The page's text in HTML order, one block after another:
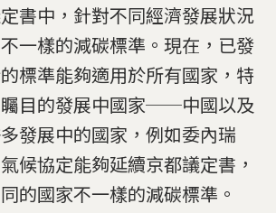
書中，針對不同經濟發展狀況
一樣的減碳標準。現在，已發
標準能夠適用於所有國家，特
目的發展中國家──中國以及
發展中的國家，例如委內瑞
候協定能夠延續京都議定書，
的國家不一樣的減碳標準。